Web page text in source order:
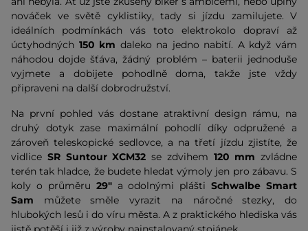
nováček ve světě cyklistiky, tady si jízdu zamilujete. V
ideálních podmínkách vás toto elektrokolo dopraví až
úctyhodných 150 km daleko na jedno nabití. A když vám
náhodou dojde šťáva, žádný problém – baterii jednoduše
vyjmete a dobijete pohodlně doma, takže jste vždy
připraveni na další dobrodružství.
Na první pohled vás dostane atraktivní design rámu, na
druhý dotyk zase maximální pohodlí díky odpružené a
zároveň teleskopické sedlovce, a na třetí jízdu zjistíte, že
vidlice SR Suntour XCM32 se zdvihem 120 mm zvládne
terén tak hladce, že budete hledat výmoly jen pro zábavu. S
koly o průměru 29" a odolnými plášti Schwalbe Smart
Sam můžete směle vyrazit na náročné stezky, do
hlubokých lesů i do víru města. A z praktického hlediska vás